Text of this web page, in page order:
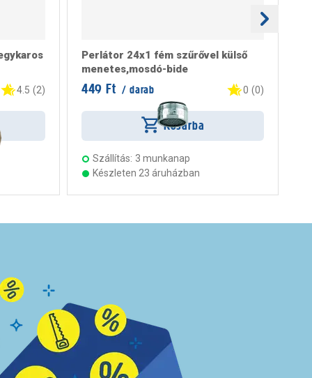
4.5 (2)
Perlátor 24x1 fém szűrővel külső
menetes,mosdó-bide
449 Ft / darab 0 (0)
Kosárba
Szállítás: 3 munkanap
Készleten 23 áruházban